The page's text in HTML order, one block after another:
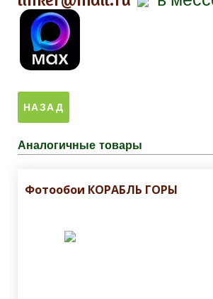
Аналогичные товары
Фотообои КОРАБЛЬ ГОРЫ